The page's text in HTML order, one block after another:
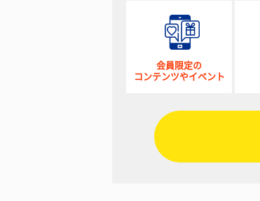
会員限定の
コンテンツやイベント